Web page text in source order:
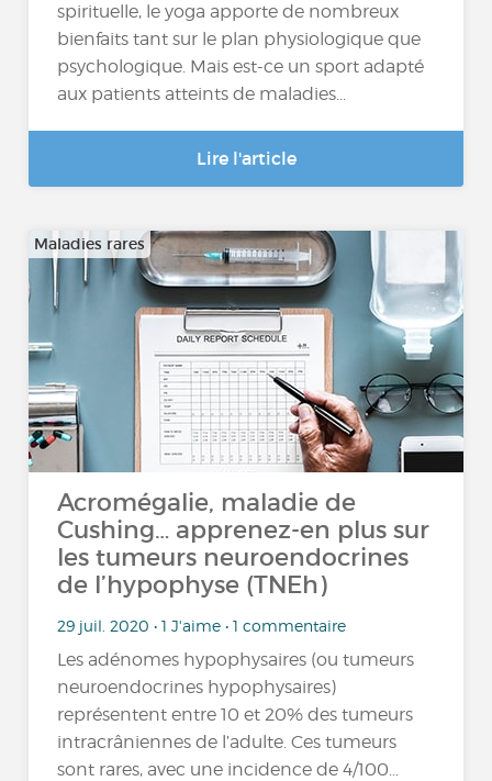
spirituelle, le yoga apporte de nombreux
bienfaits tant sur le plan physiologique que
psychologique. Mais est-ce un sport adapté
aux patients atteints de maladies...
Lire l'article
Maladies rares
Acromégalie, maladie de
Cushing… apprenez-en plus sur
les tumeurs neuroendocrines
de l’hypophyse (TNEh)
29 juil. 2020 • 1 J'aime • 1 commentaire
Les adénomes hypophysaires (ou tumeurs
neuroendocrines hypophysaires)
représentent entre 10 et 20% des tumeurs
intracrâniennes de l’adulte. Ces tumeurs
sont rares, avec une incidence de 4/100…